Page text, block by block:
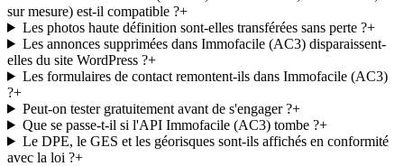
sur mesure) est-il compatible ?+
Les photos haute définition sont-elles transférées sans perte ?+
Les annonces supprimées dans Immofacile (AC3) disparaissent-
elles du site WordPress ?+
Les formulaires de contact remontent-ils dans Immofacile (AC3)
?+
Peut-on tester gratuitement avant de s'engager ?+
Que se passe-t-il si l'API Immofacile (AC3) tombe ?+
Le DPE, le GES et les géorisques sont-ils affichés en conformité
avec la loi ?+